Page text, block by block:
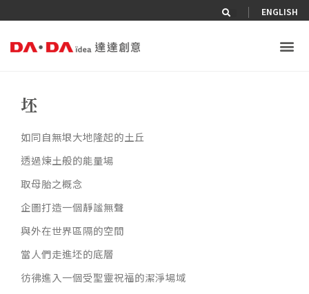
| ENGLISH
坯
如同自無垠大地隆起的土丘
透過煉土般的能量場
取母胎之概念
企圖打造一個靜謐無聲
與外在世界區隔的空間
當人們走進坯的底層
彷彿進入一個受聖靈祝福的潔淨場域